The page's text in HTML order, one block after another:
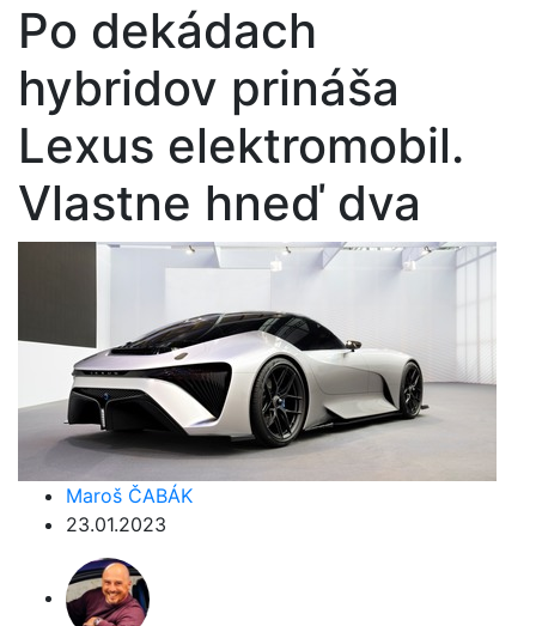
Po dekádach
hybridov prináša
Lexus elektromobil.
Vlastne hneď dva
Maroš ČABÁK
23.01.2023